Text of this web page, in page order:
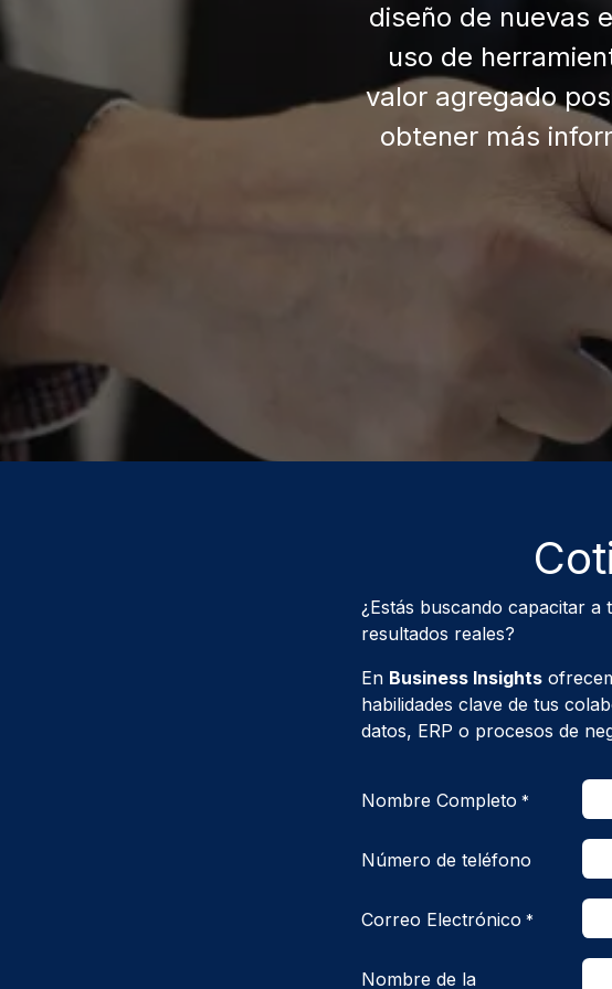
diseño de nuevas
uso de
valor agregado
obtener más
¿Estás buscando capacitar
resultados reales?
En Business Insights
habilidades clave de tus
datos, ERP o procesos de
Nombre Completo *
Número de teléfono
Correo Electrónico *
Nombre de la